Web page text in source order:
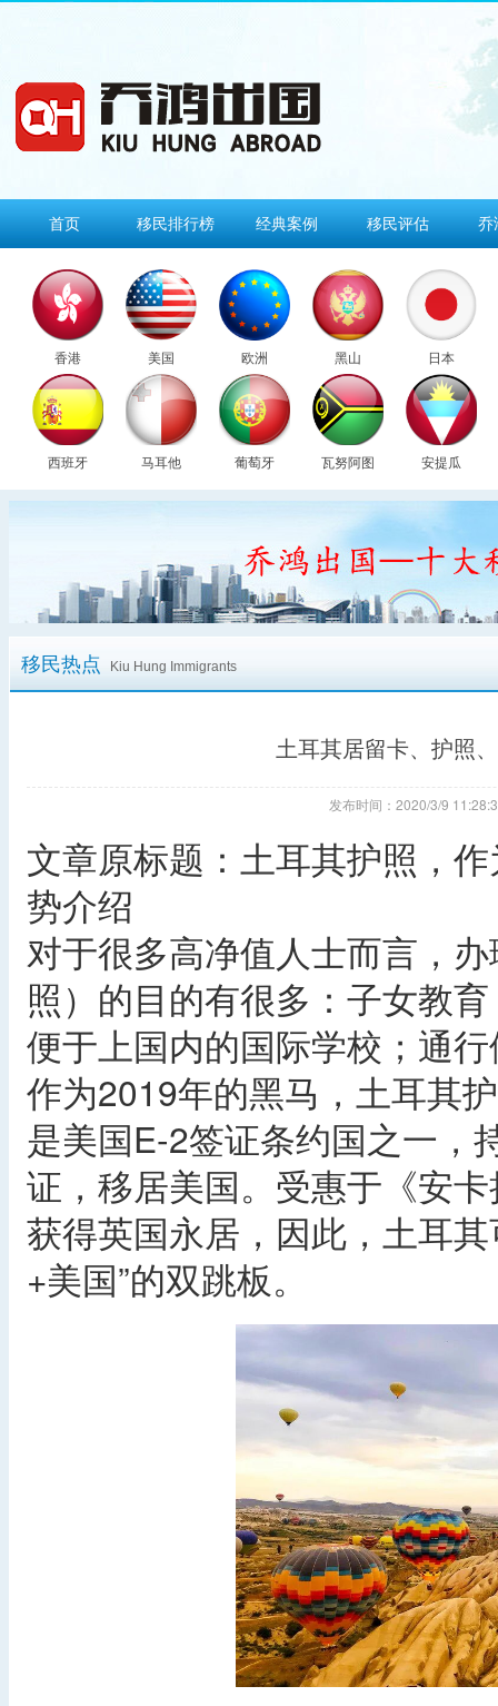
首页 移民排行榜 经典案例 移民评估 乔
香港 美国 欧洲 黑山 日本
西班牙 马耳他 葡萄牙 瓦努阿图 安提瓜
移民热点 Kiu Hung Immigrants
土耳其居留卡、护照
发布时间：2020/3/9
文章原标题：土耳其护照，
势介绍
对于很多高净值人士而言，
照）的目的有很多：子女教
便于上国内的国际学校；通
作为2019年的黑马，土耳其
是美国E-2签证条约国之一，
证，移居美国。受惠于《安
获得英国永居，因此，土耳
+美国”的双跳板。